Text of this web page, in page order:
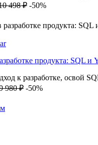
498 ₽ -50%
продукта: SQL и
к разработке, освой
980 ₽ -50%